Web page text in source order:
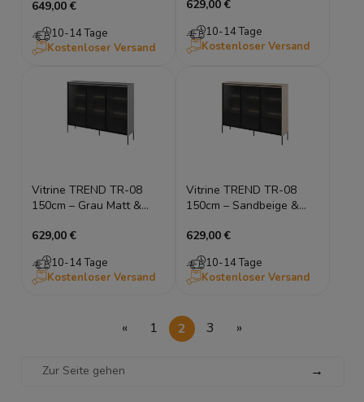
649,00 €
10-14 Tage
Kostenloser Versand
629,00 €
10-14 Tage
Kostenloser Versand
Vitrine TREND TR-08
150cm – Grau Matt &
629,00 €
10-14 Tage
Kostenloser Versand
Vitrine TREND TR-08
150cm – Sandbeige &
Glasfront
629,00 €
10-14 Tage
Kostenloser Versand
→
« 1 2 3 »